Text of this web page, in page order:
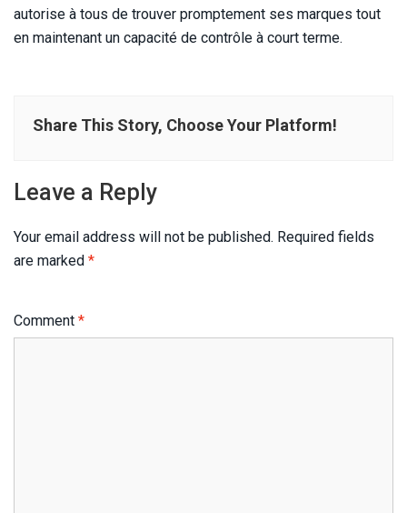
autorise à tous de trouver promptement ses marques tout
en maintenant un capacité de contrôle à court terme.
Share This Story, Choose Your Platform!
Leave a Reply
Your email address will not be published. Required fields
are marked *
Comment *